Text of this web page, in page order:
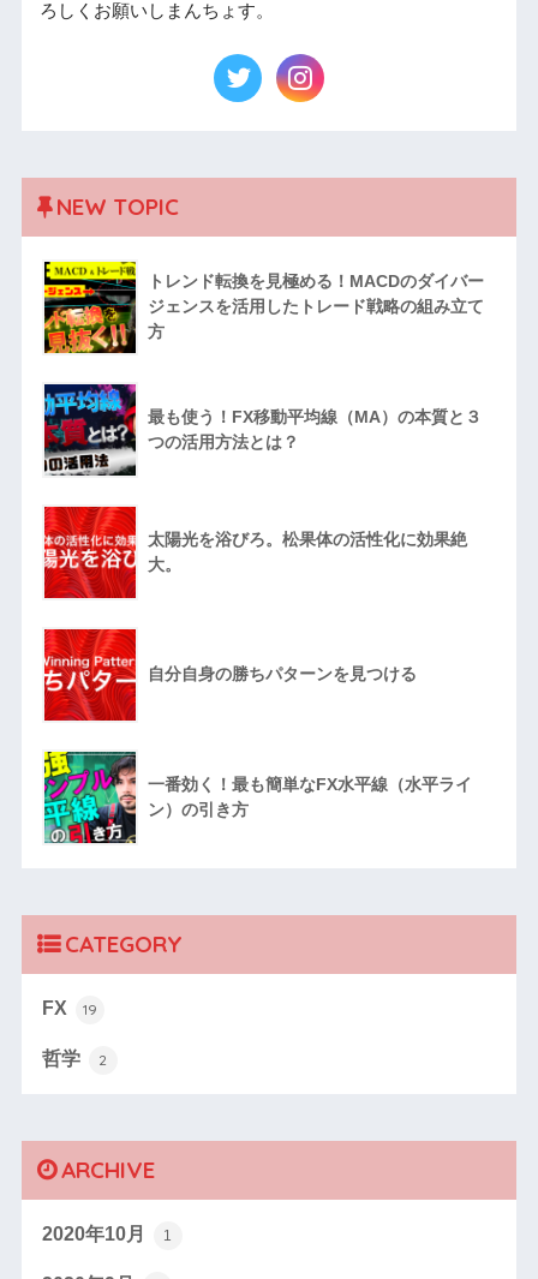
ろしくお願いしまんちょす。
NEW TOPIC
トレンド転換を見極める！MACDのダイバー
ジェンスを活用したトレード戦略の組み立て
方
最も使う！FX移動平均線（MA）の本質と３
つの活用方法とは？
太陽光を浴びろ。松果体の活性化に効果絶
大。
自分自身の勝ちパターンを見つける
一番効く！最も簡単なFX水平線（水平ライ
ン）の引き方
CATEGORY
FX 19
哲学 2
ARCHIVE
2020年10月 1